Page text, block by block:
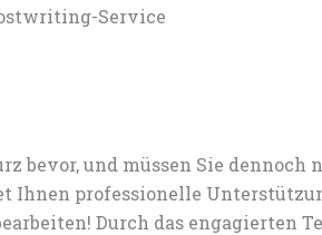
Service
bevor, und müssen Sie
Ihnen professionelle
Durch das engagierten